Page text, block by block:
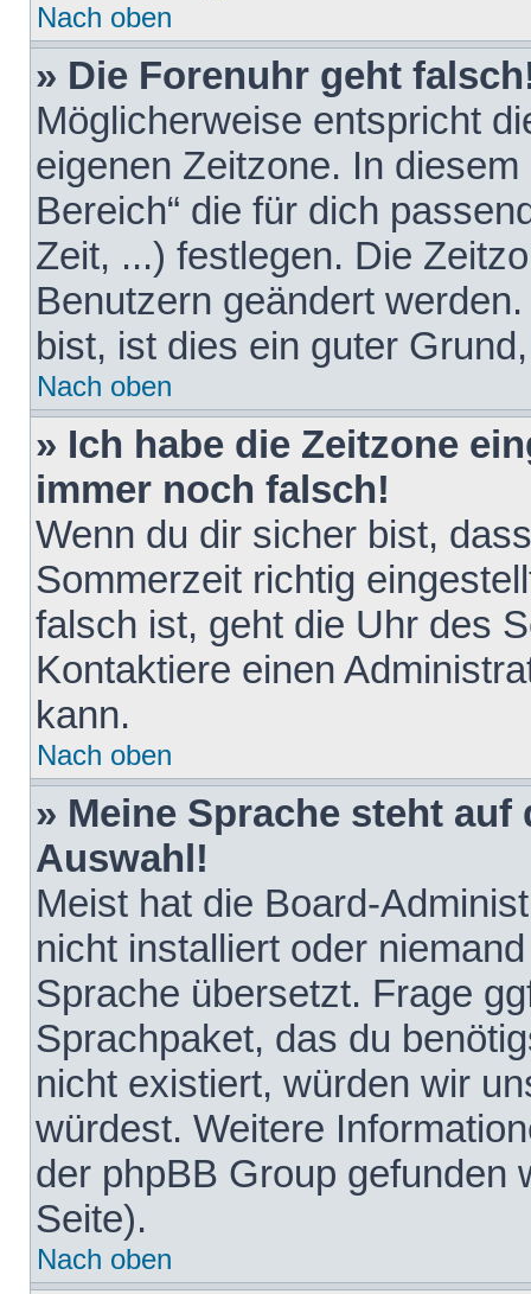
Nach oben
» Die Forenuhr geht
Möglicherweise entspricht
eigenen Zeitzone. In
Bereich“ die für dich
Zeit, ...) festlegen. Die
Benutzern geändert
bist, ist dies ein guter
Nach oben
» Ich habe die Zeitzone
immer noch falsch!
Wenn du dir sicher bist,
Sommerzeit richtig
falsch ist, geht die Uhr des
Kontaktiere einen
kann.
Nach oben
» Meine Sprache steht
Auswahl!
Meist hat die Board-
nicht installiert oder
Sprache übersetzt. Frage
Sprachpaket, das du
nicht existiert, würden wir
würdest. Weitere
der phpBB Group gefunden
Seite).
Nach oben